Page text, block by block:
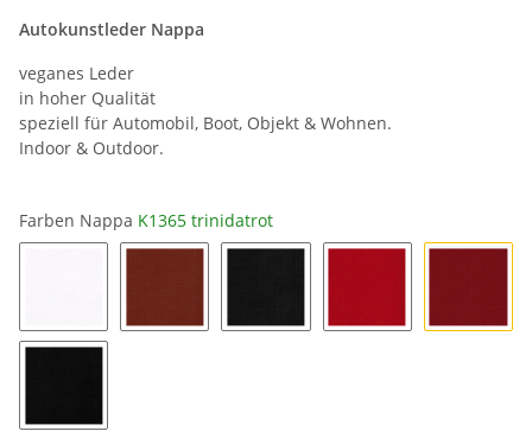
Autokunstleder Nappa
veganes Leder
in hoher Qualität
speziell für Automobil, Boot, Objekt & Wohnen.
Indoor & Outdoor.
Farben Nappa K1365 trinidatrot
K1392 weiß